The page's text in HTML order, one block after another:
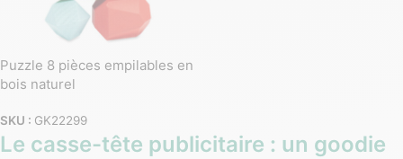
Puzzle 8 pièces empilables en
bois naturel
SKU : GK22299
Le casse-tête publicitaire : un goodie